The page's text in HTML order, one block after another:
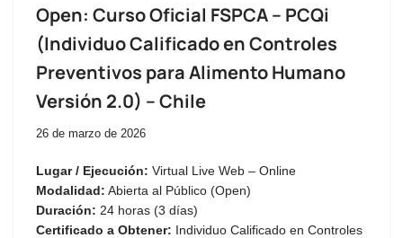
Open: Curso Oficial FSPCA – PCQi
(Individuo Calificado en Controles
Preventivos para Alimento Humano
Versión 2.0) – Chile
26 de marzo de 2026
Lugar / Ejecución: Virtual Live Web – Online
Modalidad: Abierta al Público (Open)
Duración: 24 horas (3 días)
Certificado a Obtener: Individuo Calificado en Controles